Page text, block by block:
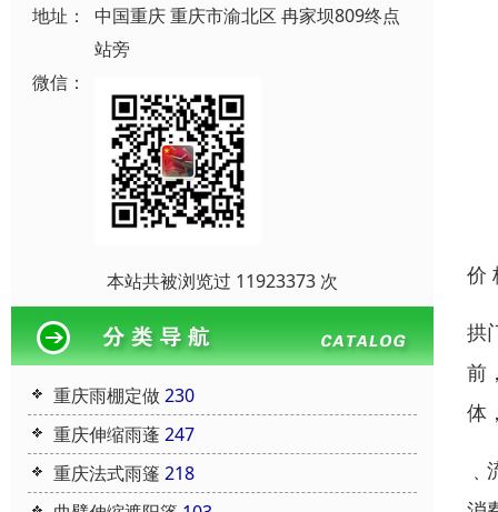
地址：
中国重庆 重庆市渝北区 冉家坝809终点
站旁
微信：
本站共被浏览过 11923373 次
重庆雨棚定做230
重庆伸缩雨蓬247
重庆法式雨篷 218
价
拱
前
体